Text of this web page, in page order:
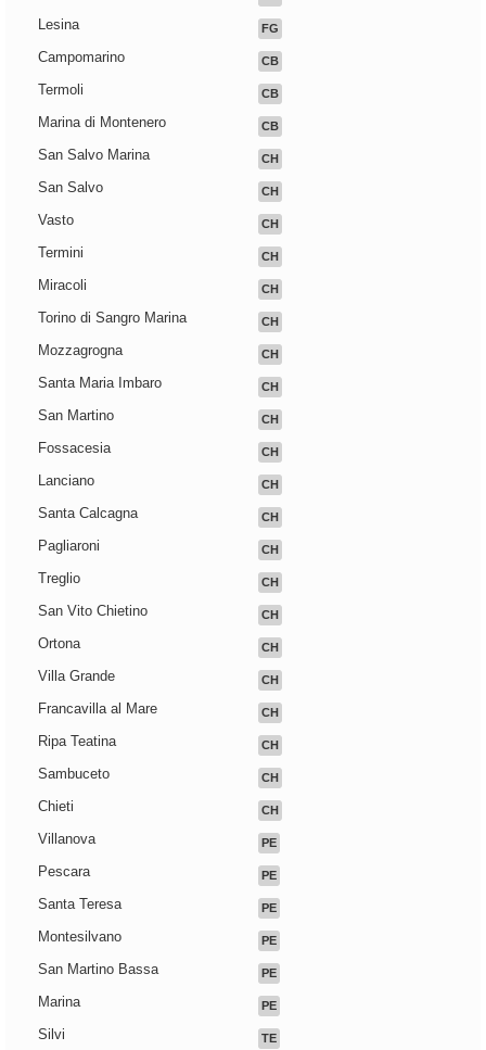
Lesina FG
Campomarino CB
Termoli CB
Marina di Montenero CB
San Salvo Marina CH
San Salvo CH
Vasto CH
Termini CH
Miracoli CH
Torino di Sangro Marina CH
Mozzagrogna CH
Santa Maria Imbaro CH
San Martino CH
Fossacesia CH
Lanciano CH
Santa Calcagna CH
Pagliaroni CH
Treglio CH
San Vito Chietino CH
Ortona CH
Villa Grande CH
Francavilla al Mare CH
Ripa Teatina CH
Sambuceto CH
Chieti CH
Villanova PE
Pescara PE
Santa Teresa PE
Montesilvano PE
San Martino Bassa PE
Marina PE
Silvi TE